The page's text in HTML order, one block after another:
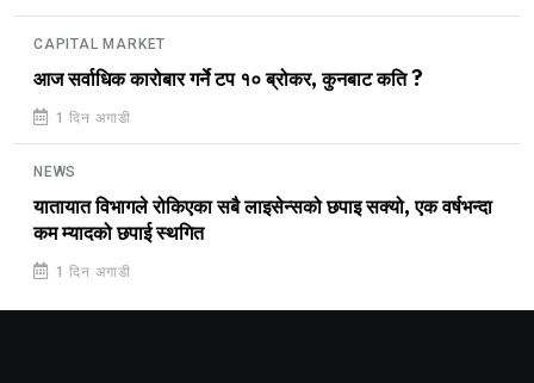
CAPITAL MARKET
आज सर्वाधिक कारोबार गर्ने टप १० ब्रोकर, कुनबाट कति ?
1 दिन अगाडी
NEWS
यातायात विभागले रोकिएका सबै लाइसेन्सको छपाइ सक्यो, एक वर्षभन्दा
कम म्यादको छपाई स्थगित
1 दिन अगाडी